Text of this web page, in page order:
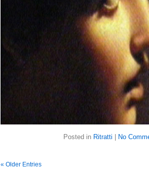
Posted in Ritratti No
« Older Entries